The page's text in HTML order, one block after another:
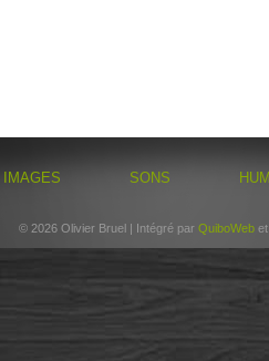
IMAGES SONS
© 2026 Olivier Bruel | Intégré par QuiboWeb